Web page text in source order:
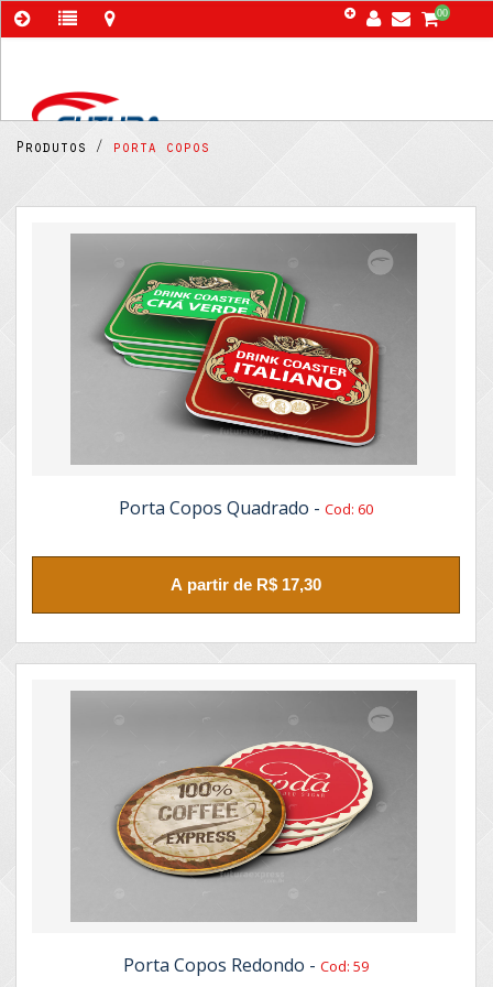
00
Produtos / porta copos
Porta Copos Quadrado - Cod: 60
A partir de R$ 17,30
Porta Copos Redondo - Cod: 59